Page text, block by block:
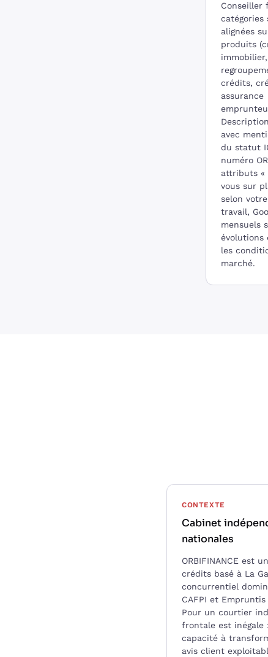
Conseiller
catégories
alignées
produits
immobilier,
crédits,
assurance
avec
du statut
numéro
attributs «
vous sur
selon
travail,
mensuels
évolutions
les
marché.
CONTEXTE
Cabinet
nationales
ORBIFINANCE est
crédits basé à La
concurrentiel
CAFPI et
Pour un courtier
frontale est inégale
capacité à
avis client